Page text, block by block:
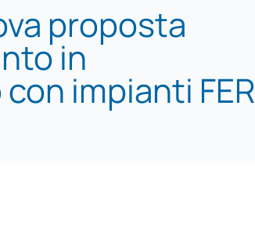
proposta
in
impianti FER